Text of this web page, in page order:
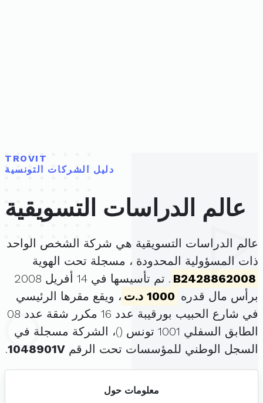
TROVIT
دليل الشركات التونسية
عالم الدراسات التسويقية
عالم الدراسات التسويقية هي شركة الشخص الواحد
ذات المسؤولية المحدودة ، مسجلة تحت الهوية
B2428862008
. تم تأسيسها في 14 أفريل 2008
برأس مال قدره 1000 د.ت
، ويقع مقرها الرئيسي
في شارع الحبيب بورقيبة عدد 16 مكرر شقة عدد 08
الطابق السفلي 1001 تونس (
)، الشركة مسجلة في
السجل الوطني للمؤسسات تحت الرقم 1048901V
.
معلومات حول